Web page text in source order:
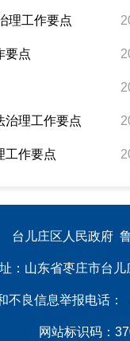
理工作要点
要点
治理工作要点
工作要点
台儿庄区人民政府
：山东省枣庄市台
不良信息举报电话：
网站标识码：